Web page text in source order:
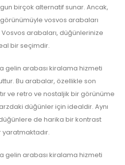
birçok alternatif sunar. Ancak,
vosvos arabaları
arabaları, düğünlerinize
bir seçimdir.
gelin arabası kiralama hizmeti
Bu arabalar, özellikle son
ve retro ve nostaljik bir görünüme
düğünler için idealdir. Aynı
de harika bir kontrast
gelin arabası kiralama hizmeti